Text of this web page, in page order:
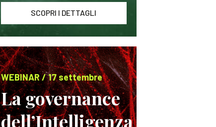
SCOPRI I DETTAGLI
WEBINAR / 17 settembre
La governance
dell’Intelligenza